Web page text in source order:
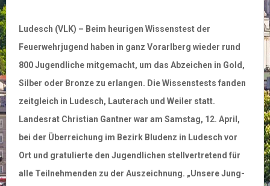
Ludesch (VLK) – Beim heurigen Wissenstest der
Feuerwehrjugend haben in ganz Vorarlberg wieder rund
800 Jugendliche mitgemacht, um das Abzeichen in Gold,
Silber oder Bronze zu erlangen. Die Wissenstests fanden
zeitgleich in Ludesch, Lauterach und Weiler statt.
Landesrat Christian Gantner war am Samstag, 12. April,
bei der Überreichung im Bezirk Bludenz in Ludesch vor
Ort und gratulierte den Jugendlichen stellvertretend für
alle Teilnehmenden zu der Auszeichnung. „Unsere Jung-